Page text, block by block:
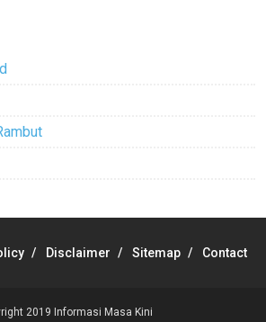
Disclaimer Sitemap Contact
2019 Informasi Masa Kini